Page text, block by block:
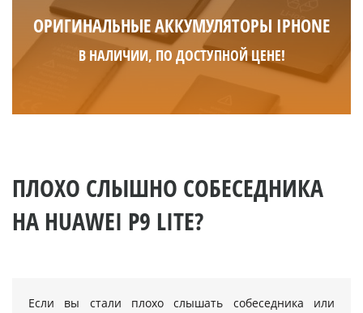
ОРИГИНАЛЬНЫЕ АККУМУЛЯТОРЫ IPHONE
В НАЛИЧИИ, ПО ДОСТУПНОЙ ЦЕНЕ!
ПЛОХО СЛЫШНО СОБЕСЕДНИКА
НА HUAWEI P9 LITE?
Если вы стали плохо слышать собеседника или